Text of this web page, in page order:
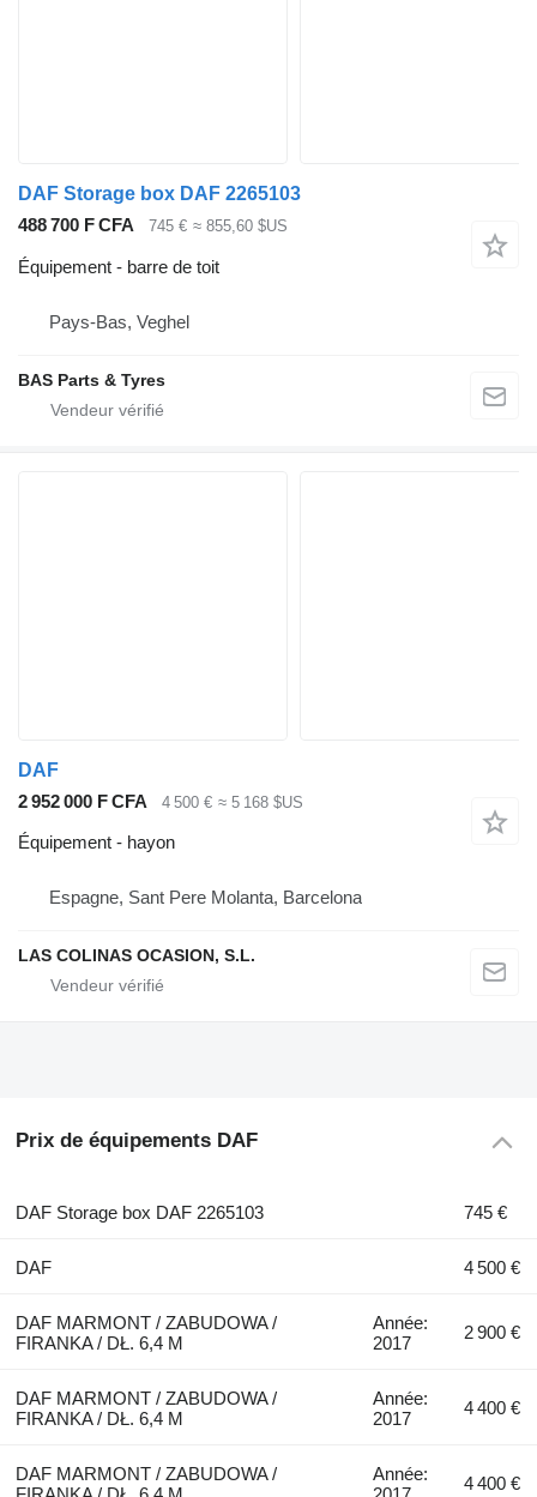
DAF Storage box DAF 2265103
488 700 F CFA
745 € ≈ 855,60 $US
Équipement - barre de toit
Pays-Bas, Veghel
BAS Parts & Tyres
DAF
2 952 000 F CFA
4 500 € ≈ 5 168 $US
Équipement - hayon
Espagne, Sant Pere Molanta, Barcelona
LAS COLINAS OCASION, S.L.
Prix de équipements DAF
DAF Storage box DAF 2265103 745 €
DAF 4 500 €
DAF MARMONT / ZABUDOWA /
FIRANKA / DŁ. 6,4 M
Année:
2017
2 900 €
DAF MARMONT / ZABUDOWA /
FIRANKA / DŁ. 6,4 M
Année:
2017
4 400 €
DAF MARMONT / ZABUDOWA /
Année:
4 400 €